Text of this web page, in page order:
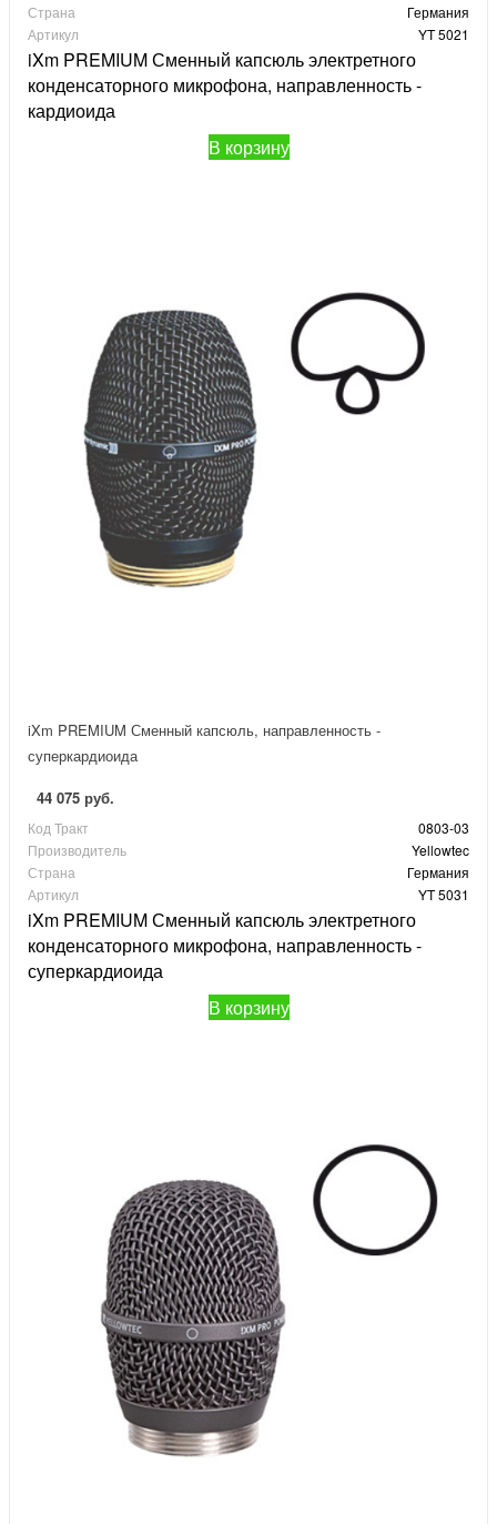
Страна
Германия
Артикул
YT 5021
iXm PREMIUM Сменный капсюль электретного
конденсаторного микрофона, направленность -
кардиоида
В корзину
iXm PREMIUM Сменный капсюль, направленность -
суперкардиоида
44 075 руб.
Код Тракт
0803-03
Производитель
Yellowtec
Страна
Германия
Артикул
YT 5031
iXm PREMIUM Сменный капсюль электретного
конденсаторного микрофона, направленность -
суперкардиоида
В корзину